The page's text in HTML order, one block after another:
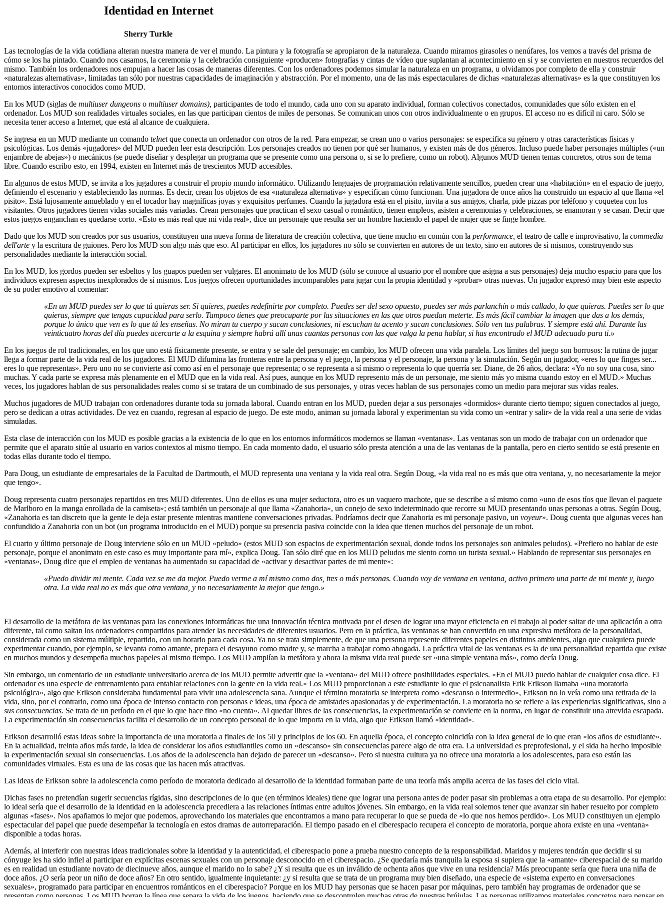
Identidad en Internet
Sherry Turkle
Las tecnologías de la vida cotidiana alteran nuestra manera de ver el mundo. La pintura y la fotografía se apropiaron de la naturaleza. Cuando miramos girasoles o nenúfares, los vemos a través del prisma de
cómo se los ha pintado. Cuando nos casamos, la ceremonia y la celebración consiguiente «producen» fotografías y cintas de vídeo que suplantan al acontecimiento en sí y se convierten en nuestros recuerdos del
mismo. También los ordenadores nos empujan a hacer las cosas de maneras diferentes. Con los ordenadores podemos simular la naturaleza en un programa, u olvidamos por completo de ella y construir
«naturalezas alternativas», limitadas tan sólo por nuestras capacidades de imaginación y abstracción. Por el momento, una de las más espectaculares de dichas «naturalezas alternativas» es la que constituyen los
entornos interactivos conocidos como MUD.
En los MUD (siglas de multiuser dungeons o multiuser domains), participantes de todo el mundo, cada uno con su aparato individual, forman colectivos conectados, comunidades que sólo existen en el
ordenador. Los MUD son realidades virtuales sociales, en las que participan cientos de miles de personas. Se comunican unos con otros individualmente o en grupos. El acceso no es difícil ni caro. Sólo se
necesita tener acceso a Internet, que está al alcance de cualquiera.
Se ingresa en un MUD mediante un comando telnetque conecta un ordenador con otros de la red. Para empezar, se crean uno o varios personajes: se especifica su género y otras características físicas y
psicológicas. Los demás «jugadores» del MUD pueden leer esta descripción. Los personajes creados no tienen por qué ser humanos, y existen más de dos géneros. Incluso puede haber personajes múltiples («un
enjambre de abejas») o mecánicos (se puede diseñar y desplegar un programa que se presente como una persona o, si se lo prefiere, como un robot). Algunos MUD tienen temas concretos, otros son de tema
libre. Cuando escribo esto, en 1994, existen en Internet más de trescientos MUD accesibles.
En algunos de estos MUD, se invita a los jugadores a construir el propio mundo informático. Utilizando lenguajes de programación relativamente sencillos, pueden crear una «habitación» en el espacio de juego,
definiendo el escenario y estableciendo las normas. Es decir, crean los objetos de esa «naturaleza alternativa» y especifican cómo funcionan. Una jugadora de once años ha construido un espacio al que llama «el
pisito». Está lujosamente amueblado y en el tocador hay magníficas joyas y exquisitos perfumes. Cuando la jugadora está en el pisito, invita a sus amigos, charla, pide pizzas por teléfono y coquetea con los
visitantes. Otros jugadores tienen vidas sociales más variadas. Crean personajes que practican el sexo casual o romántico, tienen empleos, asisten a ceremonias y celebraciones, se enamoran y se casan. Decir que
estos juegos enganchan es quedarse corto. «Esto es más real que mi vida real», dice un personaje que resulta ser un hombre haciendo el papel de mujer que se finge hombre.
Dado que los MUD son creados por sus usuarios, constituyen una nueva forma de literatura de creación colectiva, que tiene mucho en común con la performance, el teatro de calle e improvisativo, la commedia
dell'arte y la escritura de guiones. Pero los MUD son algo más que eso. Al participar en ellos, los jugadores no sólo se convierten en autores de un texto, sino en autores de sí mismos, construyendo sus
personalidades mediante la interacción social.
En los MUD, los gordos pueden ser esbeltos y los guapos pueden ser vulgares. El anonimato de los MUD (sólo se conoce al usuario por el nombre que asigna a sus personajes) deja mucho espacio para que los
individuos expresen aspectos inexplorados de sí mismos. Los juegos ofrecen oportunidades incomparables para jugar con la propia identidad y «probar» otras nuevas. Un jugador expresó muy bien este aspecto
de su poder emotivo al comentar:
«En un MUD puedes ser lo que tú quieras ser. Si quieres, puedes redefinirte por completo. Puedes ser del sexo opuesto, puedes ser más parlanchín o más callado, lo que quieras. Puedes ser lo que
quieras, siempre que tengas capacidad para serlo. Tampoco tienes que preocuparte por las situaciones en las que otros puedan meterte. Es más fácil cambiar la imagen que das a los demás,
porque lo único que ven es lo que tú les enseñas. No miran tu cuerpo y sacan conclusiones, ni escuchan tu acento y sacan conclusiones. Sólo ven tus palabras. Y siempre está ahí. Durante las
veinticuatro horas del día puedes acercarte a la esquina y siempre habrá allí unas cuantas personas con las que valga la pena hablar, si has encontrado el MUD adecuado para ti.»
En los juegos de rol tradicionales, en los que uno está físicamente presente, se entra y se sale del personaje; en cambio, los MUD ofrecen una vida paralela. Los límites del juego son borrosos: la rutina de jugar
llega a formar parte de la vida real de los jugadores. El MUD difumina las fronteras entre la persona y el juego, la persona y el personaje, la persona y la simulación. Según un jugador, «eres lo que finges ser...
eres lo que representas». Pero uno no se convierte así como así en el personaje que representa; o se representa a sí mismo o representa lo que querría ser. Diane, de 26 años, declara: «Yo no soy una cosa, sino
muchas. Y cada parte se expresa más plenamente en el MUD que en la vida real. Así pues, aunque en los MUD represento más de un personaje, me siento más yo misma cuando estoy en el MUD.» Muchas
veces, los jugadores hablan de sus personalidades reales como si se tratara de un combinado de sus personajes, y otras veces hablan de sus personajes como un medio para mejorar sus vidas reales.
Muchos jugadores de MUD trabajan con ordenadores durante toda su jornada laboral. Cuando entran en los MUD, pueden dejar a sus personajes «dormidos» durante cierto tiempo; siguen conectados al juego,
pero se dedican a otras actividades. De vez en cuando, regresan al espacio de juego. De este modo, animan su jornada laboral y experimentan su vida como un «entrar y salir» de la vida real a una serie de vidas
simuladas.
Esta clase de interacción con los MUD es posible gracias a la existencia de lo que en los entornos informáticos modernos se llaman «ventanas». Las ventanas son un modo de trabajar con un ordenador que
permite que el aparato sitúe al usuario en varios contextos al mismo tiempo. En cada momento dado, el usuario sólo presta atención a una de las ventanas de la pantalla, pero en cierto sentido se está presente en
todas ellas durante todo el tiempo.
Para Doug, un estudiante de empresariales de la Facultad de Dartmouth, el MUD representa una ventana y la vida real otra. Según Doug, «la vida real no es más que otra ventana, y, no necesariamente la mejor
que tengo».
Doug representa cuatro personajes repartidos en tres MUD diferentes. Uno de ellos es una mujer seductora, otro es un vaquero machote, que se describe a sí mismo como «uno de esos tíos que llevan el paquete
de Marlboro en la manga enrollada de la camiseta»; está también un personaje al que llama «Zanahoria», un conejo de sexo indeterminado que recorre su MUD presentando unas personas a otras. Según Doug,
«Zanahoria es tan discreto que la gente le deja estar presente mientras mantiene conversaciones privadas. Podríamos decir que Zanahoria es mi personaje pasivo, un voyeur». Doug cuenta que algunas veces han
confundido a Zanahoria con un bot (un programa introducido en el MUD) porque su presencia pasiva coincide con la idea que tienen muchos del personaje de un robot.
El cuarto y último personaje de Doug interviene sólo en un MUD «peludo» (estos MUD son espacios de experimentación sexual, donde todos los personajes son animales peludos). «Prefiero no hablar de este
personaje, porque el anonimato en este caso es muy importante para mí», explica Doug. Tan sólo diré que en los MUD peludos me siento corno un turista sexual.» Hablando de representar sus personajes en
«ventanas», Doug dice que el empleo de ventanas ha aumentado su capacidad de «activar y desactivar partes de mi mente»:
«Puedo dividir mi mente. Cada vez se me da mejor. Puedo verme a mí mismo como dos, tres o más personas. Cuando voy de ventana en ventana, activo primero una parte de mi mente y, luego
otra. La vida real no es más que otra ventana, y no necesariamente la mejor que tengo.»
El desarrollo de la metáfora de las ventanas para las conexiones informáticas fue una innovación técnica motivada por el deseo de lograr una mayor eficiencia en el trabajo al poder saltar de una aplicación a otra
diferente, tal como saltan los ordenadores compartidos para atender las necesidades de diferentes usuarios. Pero en la práctica, las ventanas se han convertido en una expresiva metáfora de la personalidad,
considerada como un sistema múltiple, repartido, con un horario para cada cosa. Ya no se trata simplemente, de que una persona represente diferentes papeles en distintos ambientes, algo que cualquiera puede
experimentar cuando, por ejemplo, se levanta como amante, prepara el desayuno como madre y, se marcha a trabajar como abogada. La práctica vital de las ventanas es la de una personalidad repartida que existe
en muchos mundos y desempeña muchos papeles al mismo tiempo. Los MUD amplían la metáfora y ahora la misma vida real puede ser «una simple ventana más», como decía Doug.
Sin embargo, un comentario de un estudiante universitario acerca de los MUD permite advertir que la «ventana» del MUD ofrece posibilidades especiales. «En el MUD puedo hablar de cualquier cosa dice. El
ordenador es una especie de entrenamiento para entablar relaciones con la gente en la vida real.» Los MUD proporcionan a este estudiante lo que el psicoanalista Erik Erikson llamaba «una moratoria
psicológica», algo que Erikson consideraba fundamental para vivir una adolescencia sana. Aunque el término moratoria se interpreta como «descanso o intermedio», Erikson no lo veía como una retirada de la
vida, sino, por el contrario, como una época de intenso contacto con personas e ideas, una época de amistades apasionadas y de experimentación. La moratoria no se refiere a las experiencias significativas, sino a
sus consecuencias. Se trata de un período en el que lo que hace tino «no cuenta». Al quedar libres de las consecuencias, la experimentación se convierte en la norma, en lugar de constituir una atrevida escapada.
La experimentación sin consecuencias facilita el desarrollo de un concepto personal de lo que importa en la vida, algo que Erikson llamó «identidad».
Erikson desarrolló estas ideas sobre la importancia de una moratoria a finales de los 50 y principios de los 60. En aquella época, el concepto coincidía con la idea general de lo que eran «los años de estudiante».
En la actualidad, treinta años más tarde, la idea de considerar los años estudiantiles como un «descanso» sin consecuencias parece algo de otra era. La universidad es preprofesional, y el sida ha hecho imposible
la experimentación sexual sin consecuencias. Los años de la adolescencia han dejado de parecer un «descanso». Pero si nuestra cultura ya no ofrece una moratoria a los adolescentes, para eso están las
comunidades virtuales. Esta es una de las cosas que las hacen más atractivas.
Las ideas de Erikson sobre la adolescencia como período de moratoria dedicado al desarrollo de la identidad formaban parte de una teoría más amplia acerca de las fases del ciclo vital.
Dichas fases no pretendían sugerir secuencias rígidas, sino descripciones de lo que (en términos ideales) tiene que lograr una persona antes de poder pasar sin problemas a otra etapa de su desarrollo. Por ejemplo:
lo ideal sería que el desarrollo de la identidad en la adolescencia precediera a las relaciones íntimas entre adultos jóvenes. Sin embargo, en la vida real solemos tener que avanzar sin haber resuelto por completo
algunas «fases». Nos apañamos lo mejor que podemos, aprovechando los materiales que encontramos a mano para recuperar lo que se pueda de «lo que nos hemos perdido». Los MUD constituyen un ejemplo
espectacular del papel que puede desempeñar la tecnología en estos dramas de autorreparación. El tiempo pasado en el ciberespacio recupera el concepto de moratoria, porque ahora existe en una «ventana»
disponible a todas horas.
Además, al interferir con nuestras ideas tradicionales sobre la identidad y la autenticidad, el ciberespacio pone a prueba nuestro concepto de la responsabilidad. Maridos y mujeres tendrán que decidir si su
cónyuge les ha sido infiel al participar en explícitas escenas sexuales con un personaje desconocido en el ciberespacio. ¿Se quedaría más tranquila la esposa si supiera que la «amante» ciberespacial de su marido
es en realidad un estudiante novato de diecinueve años, aunque el marido no lo sabe? ¿Y si resulta que es un inválido de ochenta años que vive en una residencia? Más preocupante sería que fuera una niña de
doce años. ¿O sería peor un niño de doce años? En otro sentido, igualmente inquietante: ¿y si resulta que se trata de un programa muy bien diseñado, una especie de «sistema experto en conversaciones
sexuales», programado para participar en encuentros románticos en el ciberespacio? Porque en los MUD hay personas que se hacen pasar por máquinas, pero también hay programas de ordenador que se